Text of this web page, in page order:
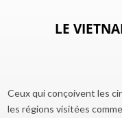
LE
Ceux qui conçoivent les
les régions visitées